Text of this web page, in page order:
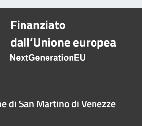
di San Martino di Venezze